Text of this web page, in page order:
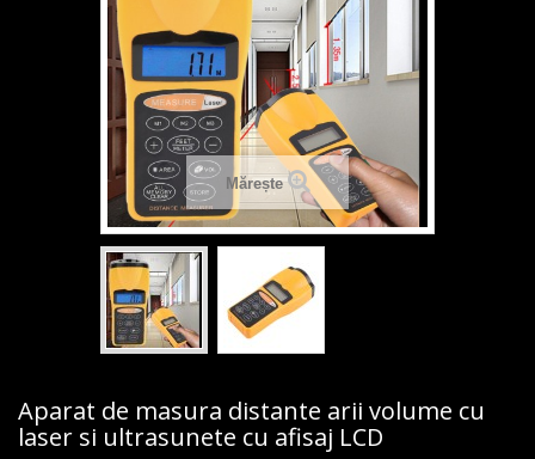
Mărește
Aparat de masura distante arii volume cu
laser si ultrasunete cu afisaj LCD